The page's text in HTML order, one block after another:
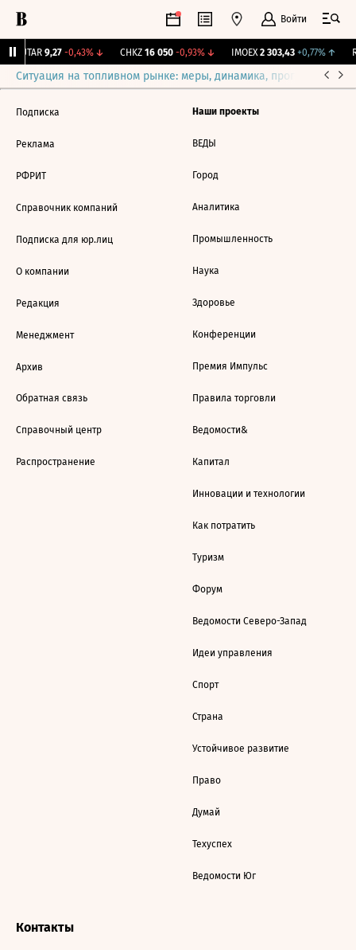
Войти
UTAR 9,27 -0,43%↓ CHKZ 16 050 -0,93%↓ IMOEX 2 303,43 +0,77%↑
Ситуация на топливном рынке: меры, динамика, прогнозы
Подписка
Реклама
РФРИТ
Справочник компаний
Подписка для юр.лиц
О компании
Редакция
Менеджмент
Архив
Обратная связь
Справочный центр
Распространение
Наши проекты
ВЕДЫ
Город
Аналитика
Промышленность
Наука
Здоровье
Конференции
Премия Импульс
Правила торговли
Ведомости&
Капитал
Инновации и технологии
Как потратить
Туризм
Форум
Ведомости Северо-Запад
Идеи управления
Спорт
Страна
Устойчивое развитие
Право
Думай
Техуспех
Ведомости Юг
Контакты